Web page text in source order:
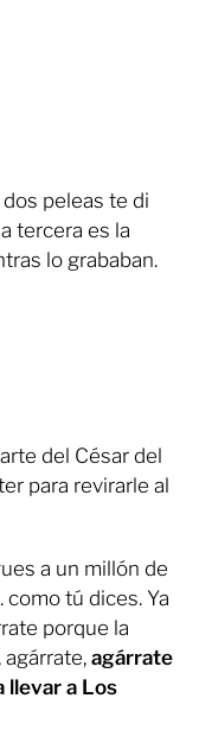
peleas te di
tercera es la
lo grababan.
del César del
para revirarle al
a un millón de
como tú dices. Ya
porque la
agárrate
llevar a Los